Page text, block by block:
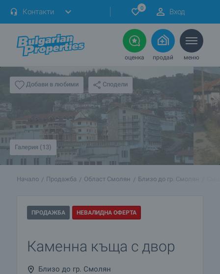
Контакти 0 Вход
оценка продай меню
Добави в любими Сподели
Галерия (13)
Начало Продажба Област Смолян Близо до гр. Смолян
ПРОДАЖБА НЕВАЛИДНА ОФЕРТА
Каменна къща с двор
Близо до гр. Смолян